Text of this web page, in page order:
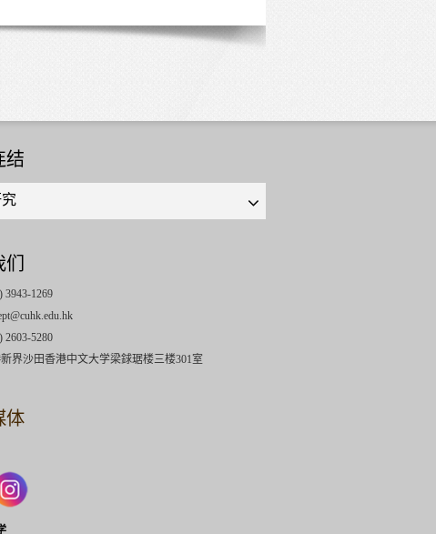
结
3943-1269
2603-5280
界沙田香港中文大学梁銶琚楼三楼301室
体